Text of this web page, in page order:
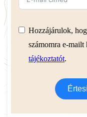
Hozzájárulok,
számomra e-
tájékoztatót.